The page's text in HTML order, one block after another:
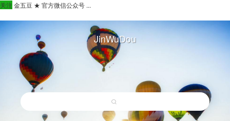
关注 金五豆 ★ 官方微信公众号 ...
JinWuDou